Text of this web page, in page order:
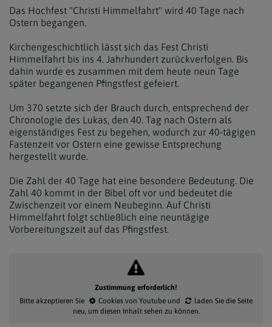
Das Hochfest "Christi Himmelfahrt" wird 40 Tage nach
Ostern begangen.
Kirchengeschichtlich lässt sich das Fest Christi
Himmelfahrt bis ins 4. Jahrhundert zurückverfolgen. Bis
dahin wurde es zusammen mit dem heute neun Tage
später begangenen Pfingstfest gefeiert.
Um 370 setzte sich der Brauch durch, entsprechend der
Chronologie des Lukas, den 40. Tag nach Ostern als
eigenständiges Fest zu begehen, wodurch zur 40-tägigen
Fastenzeit vor Ostern eine gewisse Entsprechung
hergestellt wurde.
Die Zahl der 40 Tage hat eine besondere Bedeutung. Die
Zahl 40 kommt in der Bibel oft vor und bedeutet die
Zwischenzeit vor einem Neubeginn. Auf Christi
Himmelfahrt folgt schließlich eine neuntägige
Vorbereitungszeit auf das Pfingstfest.
Zustimmung erforderlich!
Bitte akzeptieren Sie
Cookies von Youtube und
laden Sie die Seite
neu, um diesen Inhalt sehen zu können.